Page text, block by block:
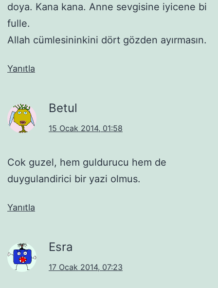
doya. Kana kana. Anne sevgisine iyicene bi
fulle.
Allah cümlesininkini dört gözden ayırmasın.
Yanıtla
Betul
15 Ocak 2014, 01:58
Cok guzel, hem guldurucu hem de
duygulandirici bir yazi olmus.
Yanıtla
Esra
17 Ocak 2014, 07:23